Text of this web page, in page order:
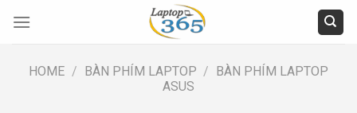
HOME / BÀN PHÍM LAPTOP / BÀN PHÍM LAPTOP
ASUS